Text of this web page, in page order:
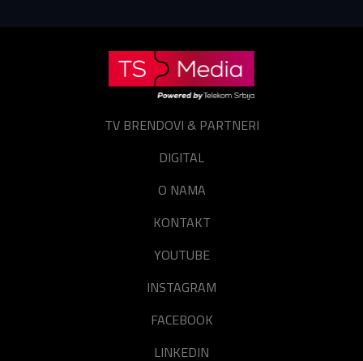
Zaboravili ste lozinku?
TV BRENDOVI & PARTNERI
DIGITAL
O NAMA
KONTAKT
YOUTUBE
INSTAGRAM
FACEBOOK
LINKEDIN